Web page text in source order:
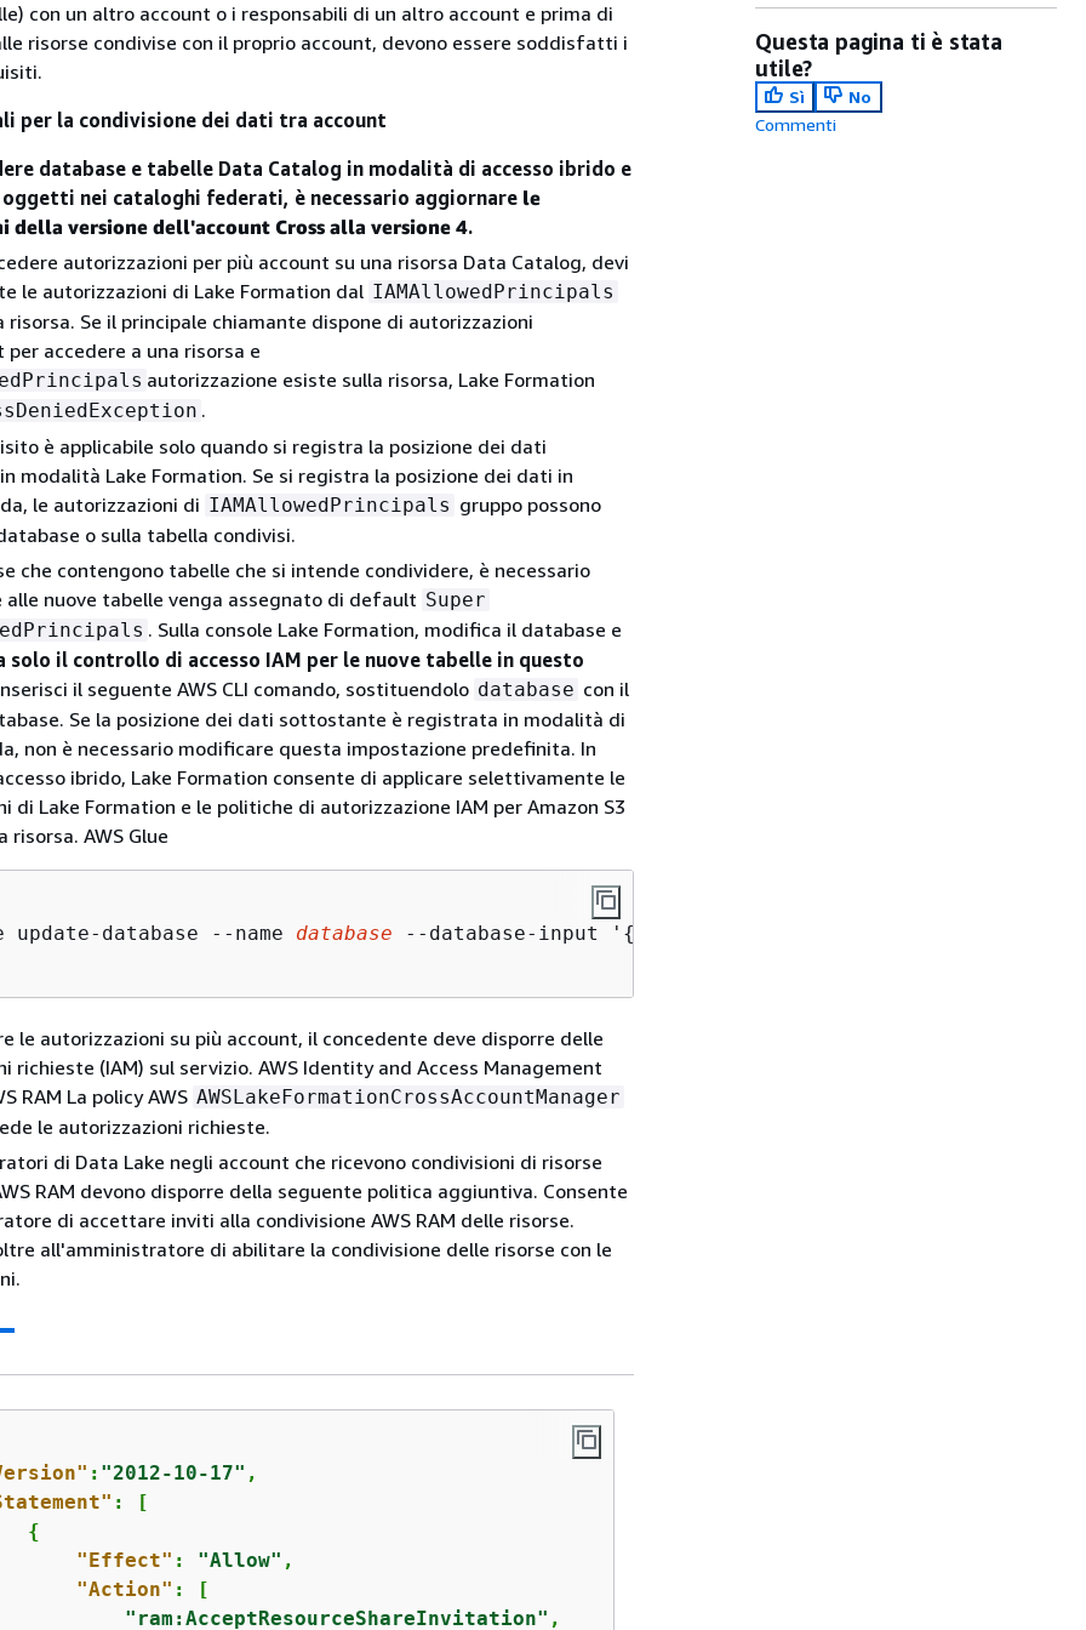
con un altro account o i responsabili di un altro account e prima di
risorse condivise con il proprio account, devono essere soddisfatti i
per la condivisione dei dati tra account
database e tabelle Data Catalog in modalità di accesso ibrido e
nei cataloghi federati, è necessario aggiornare le
della versione dell'account Cross alla versione 4.
autorizzazioni per più account su una risorsa Data Catalog, devi
le autorizzazioni di Lake Formation dal IAMAllowedPrincipals
risorsa. Se il principale chiamante dispone di autorizzazioni
accedere a una risorsa e
autorizzazione esiste sulla risorsa, Lake Formation
.
è applicabile solo quando si registra la posizione dei dati
modalità Lake Formation. Se si registra la posizione dei dati in
le autorizzazioni di IAMAllowedPrincipals gruppo possono
o sulla tabella condivisi.
che contengono tabelle che si intende condividere, è necessario
alle nuove tabelle venga assegnato di default Super
. Sulla console Lake Formation, modifica il database e
solo il controllo di accesso IAM per le nuove tabelle in questo
il seguente AWS CLI comando, sostituendolo database con il
Se la posizione dei dati sottostante è registrata in modalità di
non è necessario modificare questa impostazione predefinita. In
ibrido, Lake Formation consente di applicare selettivamente le
di Lake Formation e le politiche di autorizzazione IAM per Amazon S3
risorsa. AWS Glue
update-database --name database --database-input ' {
le autorizzazioni su più account, il concedente deve disporre delle
richieste (IAM) sul servizio. AWS Identity and Access Management
RAM La policy AWS AWSLakeFormationCrossAccountManager
le autorizzazioni richieste.
di Data Lake negli account che ricevono condivisioni di risorse
RAM devono disporre della seguente politica aggiuntiva. Consente
di accettare inviti alla condivisione AWS RAM delle risorse.
all'amministratore di abilitare la condivisione delle risorse con le
: "2012-10-17" ,
: [
{
"Effect" : "Allow" ,
"Action" : [
"ram:AcceptResourceShareInvitation" ,
Questa pagina ti è stata
utile?
Sì
No
Commenti